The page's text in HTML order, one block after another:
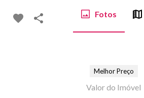
Fotos
Melhor Preço
Valor do Imóvel